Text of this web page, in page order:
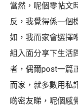
當然，呢個零帖文
反，我覺得係一個
如，我而家會選擇
組入面分享下生活
者，偶爾post一篇
而家，就多數用私
啲密友睇，呢個感